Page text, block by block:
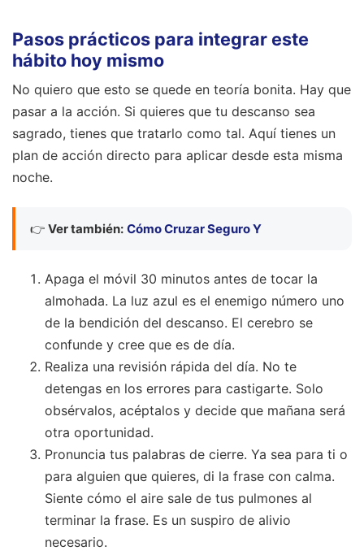
Pasos prácticos para integrar este
hábito hoy mismo
No quiero que esto se quede en teoría bonita. Hay que
pasar a la acción. Si quieres que tu descanso sea
sagrado, tienes que tratarlo como tal. Aquí tienes un
plan de acción directo para aplicar desde esta misma
noche.
👉 Ver también: Cómo Cruzar Seguro Y
Apaga el móvil 30 minutos antes de tocar la
almohada. La luz azul es el enemigo número uno
de la bendición del descanso. El cerebro se
confunde y cree que es de día.
Realiza una revisión rápida del día. No te
detengas en los errores para castigarte. Solo
obsérvalos, acéptalos y decide que mañana será
otra oportunidad.
Pronuncia tus palabras de cierre. Ya sea para ti o
para alguien que quieres, di la frase con calma.
Siente cómo el aire sale de tus pulmones al
terminar la frase. Es un suspiro de alivio
necesario.